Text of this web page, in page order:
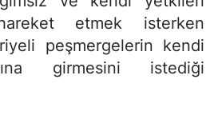
etmek isterken
peşmergelerin kendi
girmesini istediği